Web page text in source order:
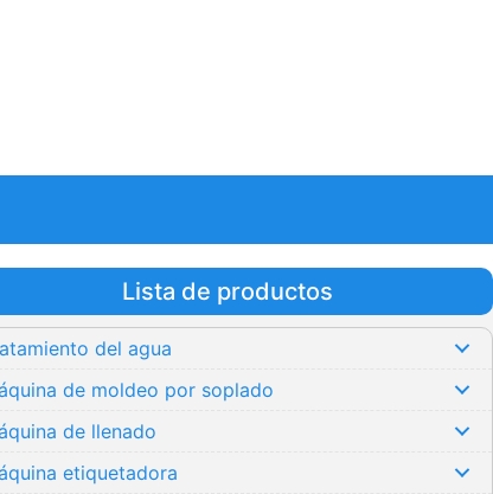
Lista de productos
del agua
de moldeo por soplado
de llenado
etiquetadora